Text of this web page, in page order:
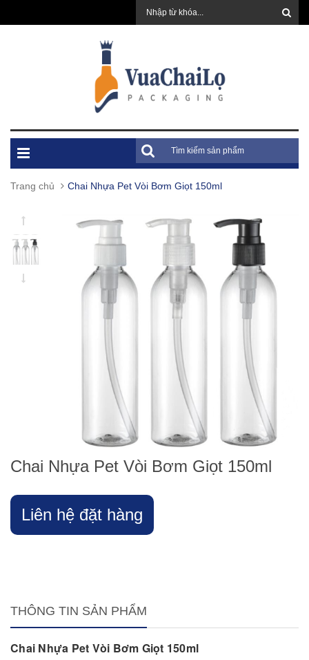
Trang chủ Chai Nhựa Pet Vòi Bơm Giọt 150ml
Chai Nhựa Pet Vòi Bơm Giọt 150ml
Liên hệ đặt hàng
THÔNG TIN SẢN PHẨM
Chai Nhựa Pet Vòi Bơm Giọt 150ml